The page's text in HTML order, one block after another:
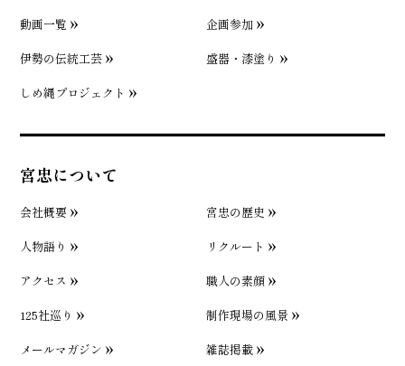
動画一覧
企画参加
伊勢の伝統工芸
盛器・漆塗り
しめ縄プロジェクト
宮忠について
会社概要
宮忠の歴史
人物語り
リクルート
アクセス
職人の素顔
125社巡り
制作現場の風景
メールマガジン
雑誌掲載